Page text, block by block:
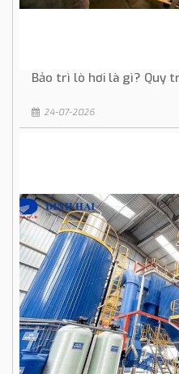
Bảo trì lò hơi là gì? Quy
24-07-2026